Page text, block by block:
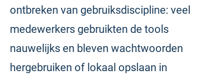
ontbreken van gebruiksdiscipline: veel
medewerkers gebruikten de tools
nauwelijks en bleven wachtwoorden
hergebruiken of lokaal opslaan in